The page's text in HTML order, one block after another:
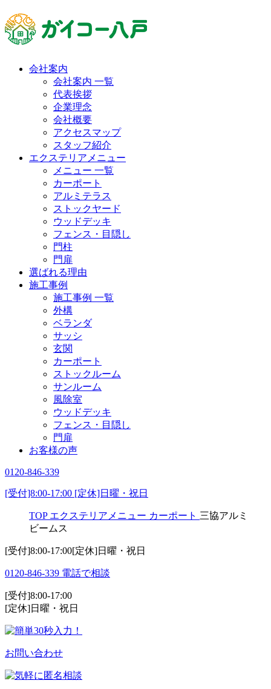
会社案内
会社案内 一覧
代表挨拶
企業理念
会社概要
アクセスマップ
スタッフ紹介
エクステリアメニュー
メニュー 一覧
カーポート
アルミテラス
ストックヤード
ウッドデッキ
フェンス・目隠し
門柱
門扉
選ばれる理由
施工事例
施工事例 一覧
外構
ベランダ
サッシ
玄関
カーポート
ストックルーム
サンルーム
風除室
ウッドデッキ
フェンス・目隠し
門扉
お客様の声
0120-846-339
[受付]8:00-17:00 [定休]日曜・祝日
TOP エクステリアメニュー カーポート 三協アルミ
ビームス
[受付]8:00-17:00[定休]日曜・祝日
0120-846-339 電話で相談
[受付]8:00-17:00
[定休]日曜・祝日
お問い合わせ